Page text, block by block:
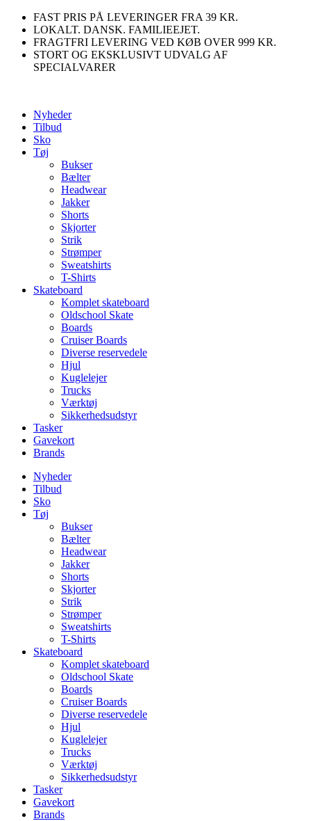
Videre
indhold
FAST PRIS PÅ LEVERINGER FRA 39 KR.
LOKALT. DANSK. FAMILIEEJET.
FRAGTFRI LEVERING VED KØB OVER 999 KR.
STORT OG EKSKLUSIVT UDVALG AF
SPECIALVARER
Nyheder
Tilbud
Sko
Tøj
Bukser
Bælter
Headwear
Jakker
Shorts
Skjorter
Strik
Strømper
Sweatshirts
T-Shirts
Skateboard
Komplet skateboard
Oldschool Skate
Boards
Cruiser Boards
Diverse reservedele
Hjul
Kuglelejer
Trucks
Værktøj
Sikkerhedsudstyr
Tasker
Gavekort
Brands
Nyheder
Tilbud
Sko
Tøj
Bukser
Bælter
Headwear
Jakker
Shorts
Skjorter
Strik
Strømper
Sweatshirts
T-Shirts
Skateboard
Komplet skateboard
Oldschool Skate
Boards
Cruiser Boards
Diverse reservedele
Hjul
Kuglelejer
Trucks
Værktøj
Sikkerhedsudstyr
Tasker
Gavekort
Brands